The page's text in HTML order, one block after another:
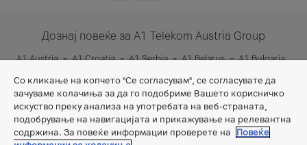
Дознај повеќе за A1 Telekom Austria Group
A1 Austria A1 Croatia A1 Serbia A1 Belarus
A1 Bulgaria
Со кликање на копчето "Се согласувам", се согласувате да
зачуваме колачиња за да го подобриме Вашето корисничко
искуство преку анализа на употребата на веб-страната,
подобрување на навигацијата и прикажување на релевантна
содржина. За повеќе информации проверете на
Повеќе